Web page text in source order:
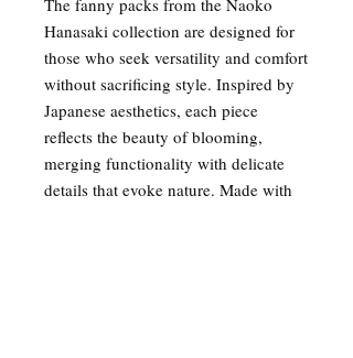
Hanasaki collection are designed for
those who seek versatility and comfort
without sacrificing style. Inspired by
Japanese aesthetics, each piece
reflects the beauty of blooming,
merging functionality with delicate
details that evoke nature. Made with